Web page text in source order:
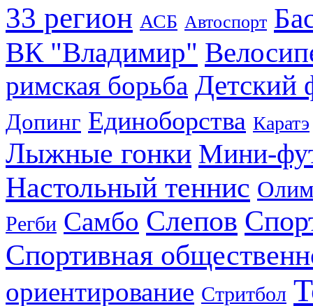
33 регион АСБ Автоспорт
ВК "Владимир"
римская борьба Детский
Допинг Единоборства Каратэ
Лыжные гонки Мини-
Настольный теннис
Регби Самбо Слепов
Спортивная
ориентирование Стритбол